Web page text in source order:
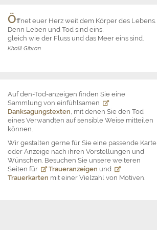
Öffnet euer Herz weit dem Körper des Lebens.
Denn Leben und Tod sind eins,
gleich wie der Fluss und das Meer eins sind.
Khalil Gibran
Auf den-Tod-anzeigen finden Sie eine
Sammlung von einfühlsamen
Danksagungstexten, mit denen Sie den Tod
eines Verwandten auf sensible Weise mitteilen
können.
Wir gestalten gerne für Sie eine passende Karte
oder Anzeige nach ihren Vorstellungen und
Wünschen. Besuchen Sie unsere weiteren
Seiten für
Traueranzeigen und
Trauerkarten mit einer Vielzahl von Motiven.